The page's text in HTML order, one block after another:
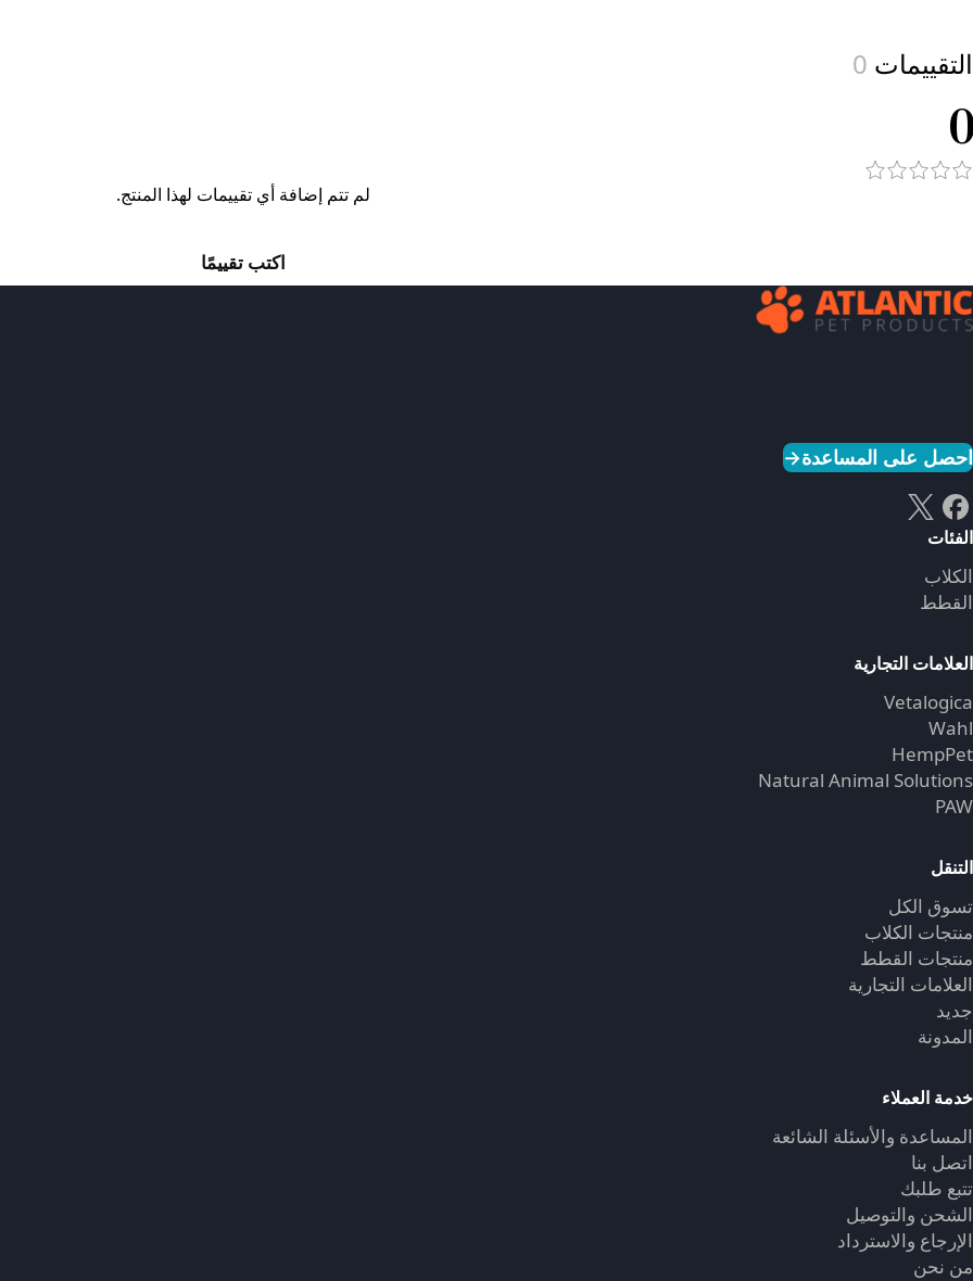
التقييمات 0
0
لم تتم إضافة أي تقييمات لهذا المنتج.
اكتب تقييمًا
احصل على المساعدة→
الفئات
الكلاب
القطط
العلامات التجارية
Vetalogica
Wahl
HempPet
Natural Animal Solutions
PAW
التنقل
تسوق الكل
منتجات الكلاب
منتجات القطط
العلامات التجارية
جديد
المدونة
خدمة العملاء
المساعدة والأسئلة الشائعة
اتصل بنا
تتبع طلبك
الشحن والتوصيل
الإرجاع والاسترداد
من نحن